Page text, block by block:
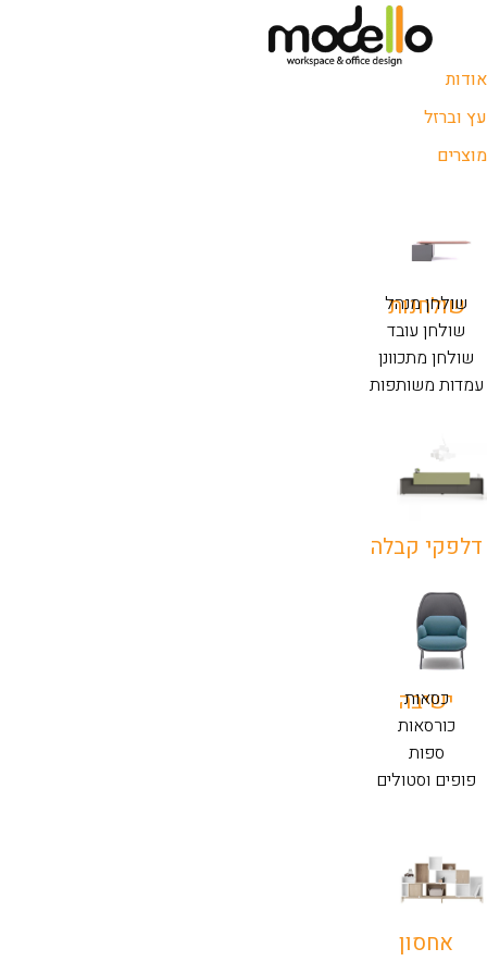
אודות
עץ וברזל
מוצרים
שולחנות
שולחן מנהל
שולחן עובד
שולחן מתכוונן
עמדות משותפות
דלפקי קבלה
ישיבה
כסאות
כורסאות
ספות
פופים וסטולים
אחסון